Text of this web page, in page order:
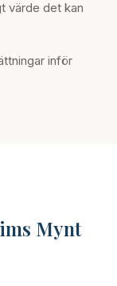
värde det kan
inför
Mynt